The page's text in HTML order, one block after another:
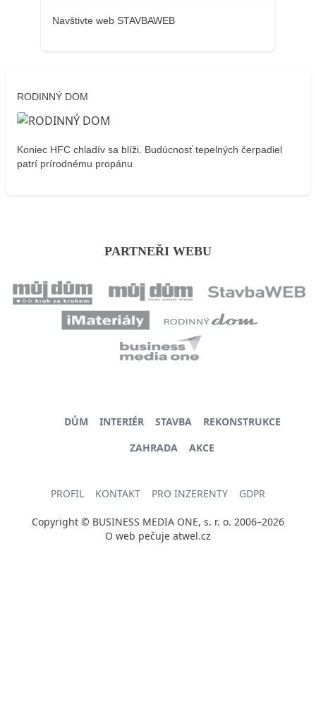
Navštivte web STAVBAWEB
RODINNÝ DOM
Koniec HFC chladív sa blíži. Budúcnosť tepelných čerpadiel
patrí prírodnému propánu
PARTNEŘI WEBU
DŮM INTERIÉR STAVBA
REKONSTRUKCE
ZAHRADA
AKCE
PROFIL KONTAKT PRO INZERENTY GDPR
Copyright © BUSINESS MEDIA ONE, s. r. o. 2006–2026